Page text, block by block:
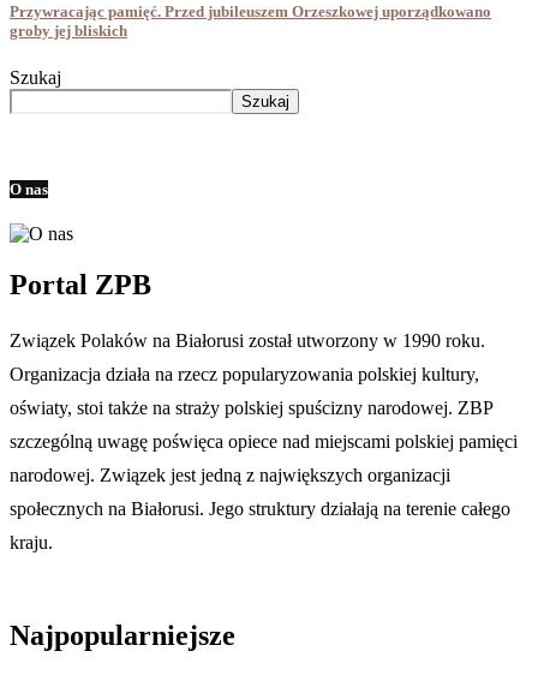
Przywracając pamięć. Przed jubileuszem Orzeszkowej uporządkowano
groby jej bliskich
Szukaj
Szukaj
O nas
Portal ZPB
Związek Polaków na Białorusi został utworzony w 1990 roku.
Organizacja działa na rzecz popularyzowania polskiej kultury,
oświaty, stoi także na straży polskiej spuścizny narodowej. ZBP
szczególną uwagę poświęca opiece nad miejscami polskiej pamięci
narodowej. Związek jest jedną z największych organizacji
społecznych na Białorusi. Jego struktury działają na terenie całego
kraju.
Najpopularniejsze